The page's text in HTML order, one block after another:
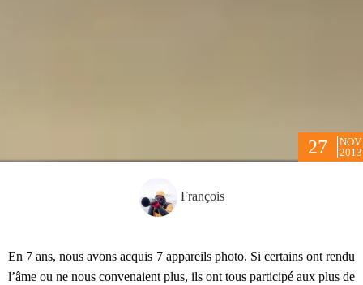
27
NOV
2013
François
En 7 ans, nous avons acquis 7 appareils photo. Si certains ont rendu
l’âme ou ne nous convenaient plus, ils ont tous participé aux plus de